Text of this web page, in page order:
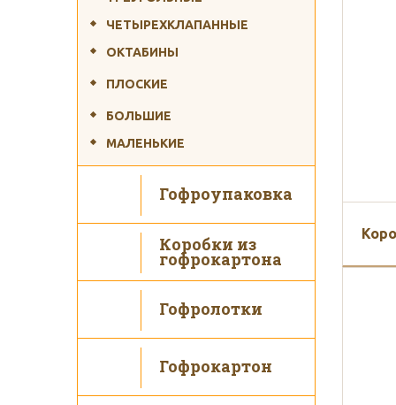
ЧЕТЫРЕХКЛАПАННЫЕ
ОКТАБИНЫ
ПЛОСКИЕ
БОЛЬШИЕ
МАЛЕНЬКИЕ
Гофроупаковка
Коробки из
гофрокартона
Гофролотки
Гофрокартон